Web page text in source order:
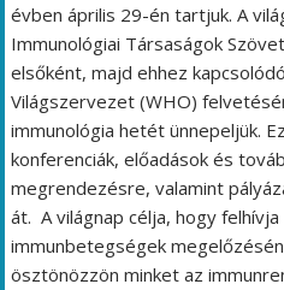
évben április 29-én tartjuk. A
Immunológiai Társaságok
elsőként, majd ehhez
Világszervezet (WHO)
immunológia hetét ünnepeljük.
konferenciák, előadások és
megrendezésre, valamint
át. A világnap célja, hogy
immunbetegségek
ösztönözzön minket az